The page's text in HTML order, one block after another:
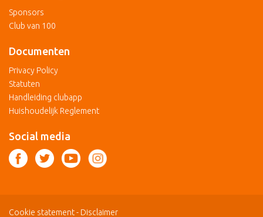
Sponsors
Club van 100
Documenten
Privacy Policy
Statuten
Handleiding clubapp
Huishoudelijk Reglement
Social media
Cookie statement- Disclaimer